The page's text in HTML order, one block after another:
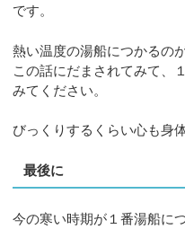
です。
熱い温度の湯船につかるの
この話にだまされてみて、
みてください。
びっくりするくらい心も身
最後に
今の寒い時期が１番湯船に